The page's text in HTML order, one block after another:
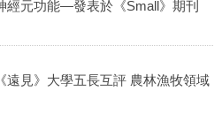
經元功能—發表於《Small》期刊
遠見》大學五長互評 農林漁牧領域